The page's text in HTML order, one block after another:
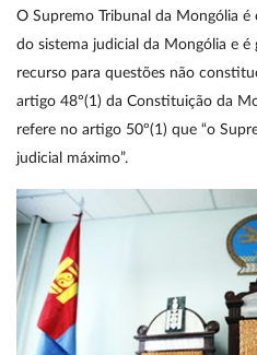
O Supremo Tribunal da Mongólia
do sistema judicial da Mongólia e
recurso para questões não
artigo 48º(1) da Constituição da
refere no artigo 50º(1) que “o
judicial máximo”.